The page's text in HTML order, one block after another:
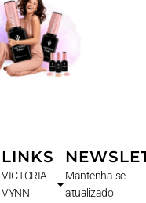
LINKS
VICTORIA
VYNN
Mantenha-se
atualizado